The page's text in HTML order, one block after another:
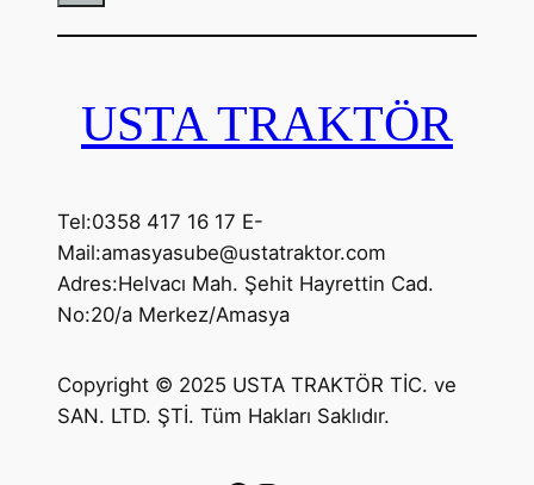
USTA TRAKTÖR
Tel:0358 417 16 17 E-
Mail:amasyasube@ustatraktor.com
Adres:Helvacı Mah. Şehit Hayrettin Cad.
No:20/a Merkez/Amasya
Copyright © 2025 USTA TRAKTÖR TİC. ve
SAN. LTD. ŞTİ. Tüm Hakları Saklıdır.